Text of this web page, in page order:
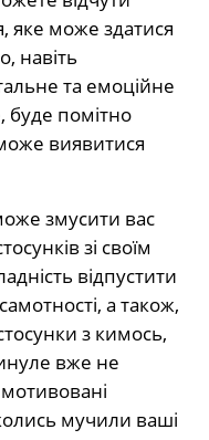
яке може здатися
навіть
та емоційне
помітно
виявитися
змусити вас
зі своїм
відпустити
а також,
з кимось,
вже не
мучили ваші